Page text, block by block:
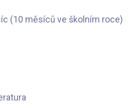
(10 měsíců ve školním roce)